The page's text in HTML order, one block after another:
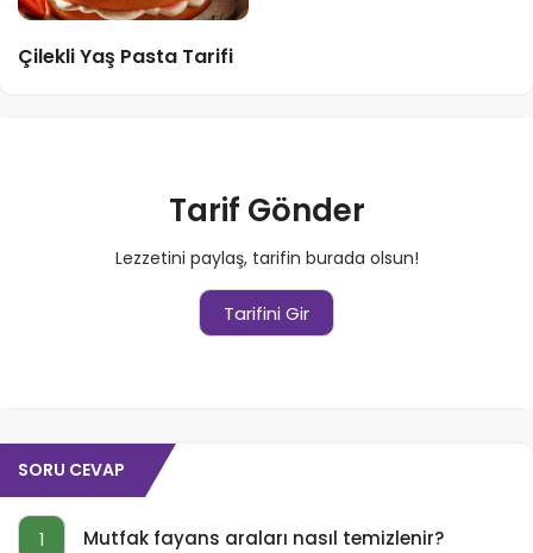
Çilekli Yaş Pasta Tarifi
Tarif Gönder
Lezzetini paylaş, tarifin burada olsun!
Tarifini Gir
SORU CEVAP
1 Mutfak fayans araları nasıl temizlenir?